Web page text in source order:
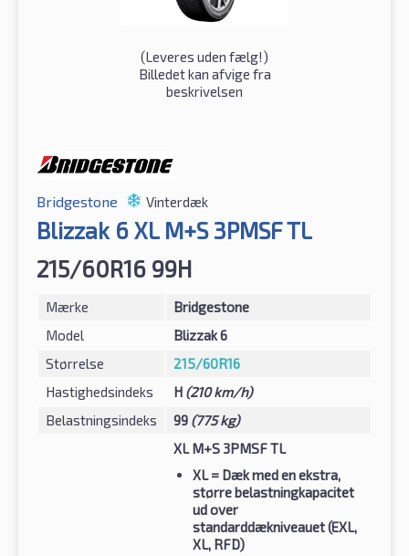
(Leveres uden fælg!)
Billedet kan afvige fra
beskrivelsen
Bridgestone Vinterdæk
Blizzak 6 XL M+S 3PMSF TL
215/60R16 99H
Mærke
Bridgestone
Model
Blizzak 6
Størrelse
215/60R16
Hastighedsindeks
H (210 km/h)
Belastningsindeks
99 (775 kg)
XL M+S 3PMSF TL
XL= Dæk med en ekstra,
større belastningkapacitet
ud over
standarddækniveauet (EXL,
XL, RFD)